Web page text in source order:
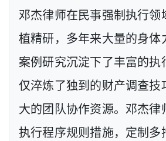
邓杰律师在民事强制执行领
植精研，多年来大量的身体
案例研究沉淀下了丰富的执
仅淬炼了独到的财产调查技
大的团队协作资源。邓杰律
执行程序规则措施，定制多